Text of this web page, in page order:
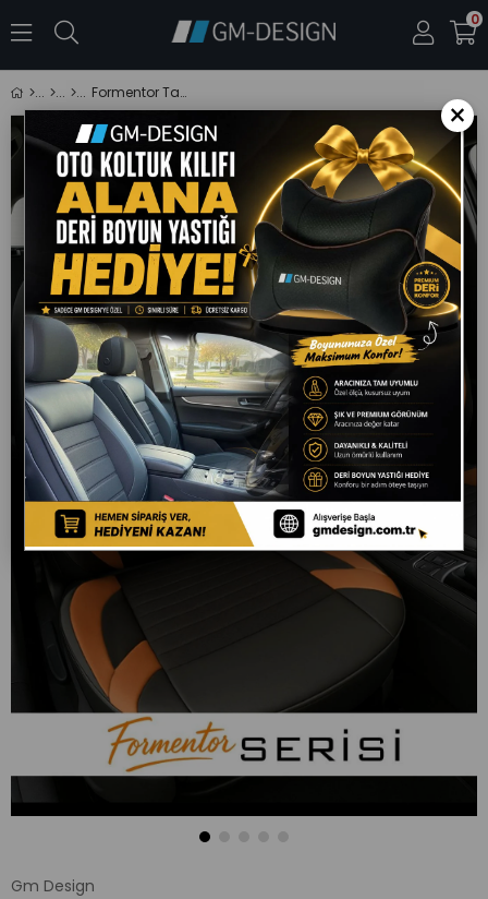
0
Formentor Tay Tüyü Taba Oto Koltuk Kılıfı (Hyundai I20-I30-Accent-Blue-Era-Getz Uyumlu)
Gm Design
×